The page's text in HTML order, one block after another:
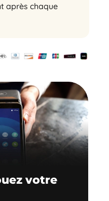
après chaque
votre